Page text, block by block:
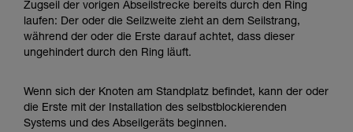
Zugseil der vorigen Abseilstrecke bereits durch den Ring
laufen: Der oder die Seilzweite zieht an dem Seilstrang,
während der oder die Erste darauf achtet, dass dieser
ungehindert durch den Ring läuft.
Wenn sich der Knoten am Standplatz befindet, kann der oder
die Erste mit der Installation des selbstblockierenden
Systems und des Abseilgeräts beginnen.